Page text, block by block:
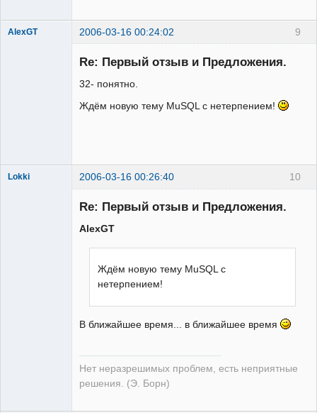
9
AlexGT 2006-03-16 00:24:02
Re: Первый отзыв и Предложения.
32- понятно.
Ждём новую тему MuSQL с нетерпением!
10
Lokki 2006-03-16 00:26:40
Re: Первый отзыв и Предложения.
AlexGT
Ждём новую тему MuSQL с
нетерпением!
В ближайшее время... в ближайшее время
Нет неразрешимых проблем, есть неприятные
решения. (Э. Борн)